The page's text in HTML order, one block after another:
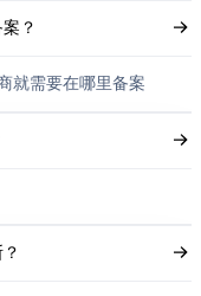
？
就需要在哪里备案